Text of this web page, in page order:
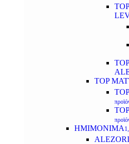
TOP
ΗΜΙΜΟΝΙΜΑ